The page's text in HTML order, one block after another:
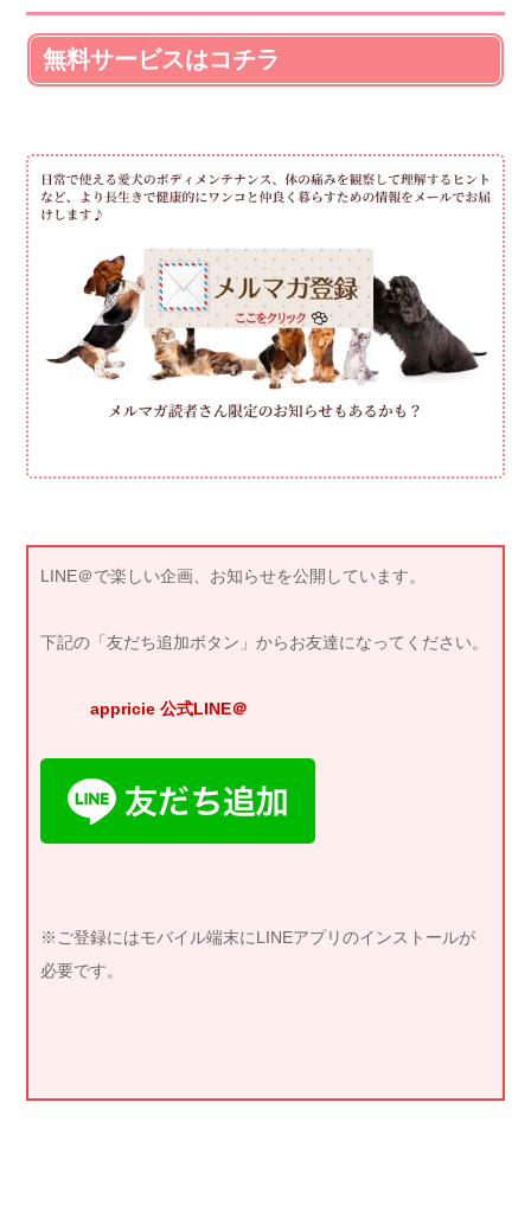
無料サービスはコチラ
LINE＠で楽しい企画、お知らせを公開しています。
下記の「友だち追加ボタン」からお友達になってください。
appricie 公式LINE＠
※ご登録にはモバイル端末にLINEアプリのインストールが
必要です。